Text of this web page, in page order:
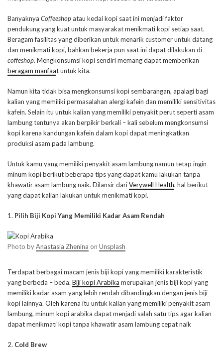
Banyaknya Coffeeshopatau kedai kopi saat ini menjadi faktor
pendukung yang kuat untuk masyarakat menikmati kopi setiap saat.
Beragam fasilitas yang diberikan untuk menarik customer untuk datang
dan menikmati kopi, bahkan bekerja pun saat ini dapat dilakukan di
coffeshop. Mengkonsumsi kopi sendiri memang dapat memberikan
beragam manfaat untuk kita.
Namun kita tidak bisa mengkonsumsi kopi sembarangan, apalagi bagi
kalian yang memiliki permasalahan alergi kafein dan memiliki sensitivitas
kafein. Selain itu untuk kalian yang memiliki penyakit perut seperti asam
lambung tentunya akan berpikir berkali – kali sebelum mengkonsumsi
kopi karena kandungan kafein dalam kopi dapat meningkatkan
produksi asam pada lambung.
Untuk kamu yang memiliki penyakit asam lambung namun tetap ingin
minum kopi berikut beberapa tips yang dapat kamu lakukan tanpa
khawatir asam lambung naik. Dilansir dariVerywell Health, hal berikut
yang dapat kalian lakukan untuk menikmati kopi.
1. Pilih Biji Kopi Yang Memiliki Kadar Asam Rendah
Photo byAnastasia Zhenina on Unsplash
Terdapat berbagai macam jenis biji kopi yang memiliki karakteristik
yang berbeda – beda. Biji kopi Arabika merupakan jenis biji kopi yang
memiliki kadar asam yang lebih rendah dibandingkan dengan jenis biji
kopi lainnya. Oleh karena itu untuk kalian yang memiliki penyakit asam
lambung, minum kopi arabika dapat menjadi salah satu tips agar kalian
dapat menikmati kopi tanpa khawatir asam lambung cepat naik
2. Cold Brew